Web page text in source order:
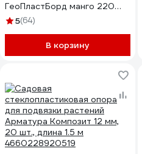
ГеоПластБорд манго 220
мм, 30 шт., черный
5(64)
В корзину